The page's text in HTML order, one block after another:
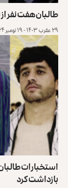
طالبان هفت نفر
۲۹ عقرب ۱۴۰۳ - ۱۹ نومبر ۲۰۲۴
استخبارات
بازداشت کرد